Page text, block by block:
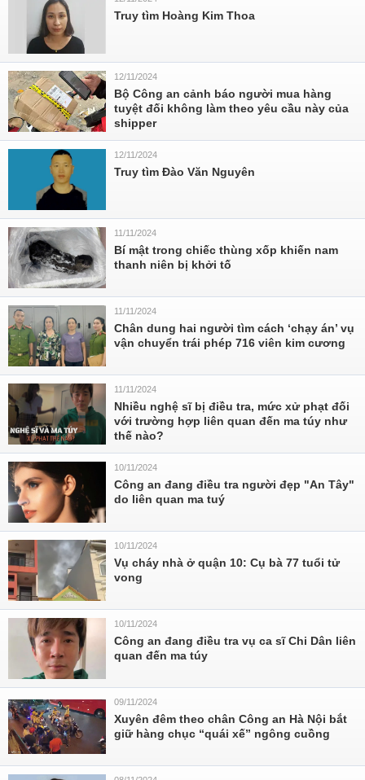
Truy tìm Hoàng Kim Thoa
12/11/2024
Bộ Công an cảnh báo người mua hàng
tuyệt đối không làm theo yêu cầu này của
shipper
12/11/2024
Truy tìm Đào Văn Nguyên
11/11/2024
Bí mật trong chiếc thùng xốp khiến nam
thanh niên bị khởi tố
11/11/2024
Chân dung hai người tìm cách ‘chạy án’ vụ
vận chuyển trái phép 716 viên kim cương
11/11/2024
Nhiều nghệ sĩ bị điều tra, mức xử phạt đối
với trường hợp liên quan đến ma túy như
thế nào?
10/11/2024
Công an đang điều tra người đẹp "An Tây"
do liên quan ma tuý
10/11/2024
Vụ cháy nhà ở quận 10: Cụ bà 77 tuổi tử
vong
10/11/2024
Công an đang điều tra vụ ca sĩ Chi Dân liên
quan đến ma túy
09/11/2024
Xuyên đêm theo chân Công an Hà Nội bắt
giữ hàng chục “quái xế” ngông cuồng